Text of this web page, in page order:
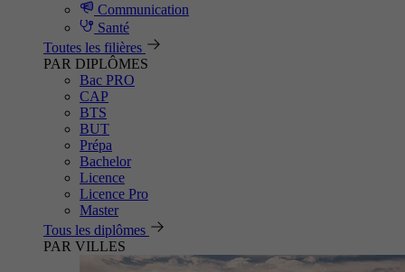
Communication
Santé
Toutes les filières
PAR DIPLÔMES
Bac PRO
CAP
BTS
BUT
Prépa
Bachelor
Licence
Licence Pro
Master
Tous les diplômes
PAR VILLES